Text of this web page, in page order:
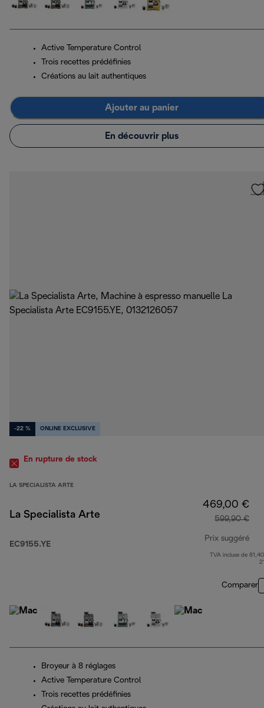
Active Temperature Control
Trois recettes prédéfinies
Créations au lait authentiques
Ajouter au panier
En découvrir plus
-22 % ONLINE EXCLUSIVE
En rupture de stock
LA SPECIALISTA ARTE
La Specialista Arte
EC9155.YE
469,00 €
599,90 €
Prix suggéré
TVA incluse de
Comparer
Broyeur à 8 réglages
Active Temperature Control
Trois recettes prédéfinies